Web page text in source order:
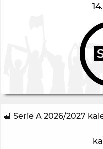
📆 Serie A 2026/2027